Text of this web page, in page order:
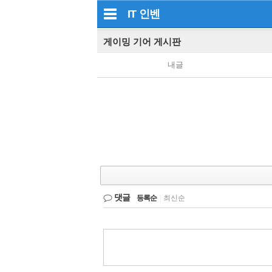
IT 인벤
게이밍 기어 게시판
내글
댓글 등록순 최신순